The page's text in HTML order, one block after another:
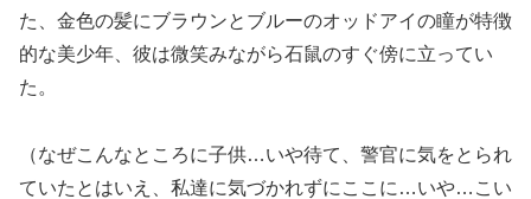
た、金色の髪にブラウンとブルーのオッドアイの瞳が特徴
的な美少年、彼は微笑みながら石鼠のすぐ傍に立ってい
た。
（なぜこんなところに子供…いや待て、警官に気をとられ
ていたとはいえ、私達に気づかれずにここに…いや…こい